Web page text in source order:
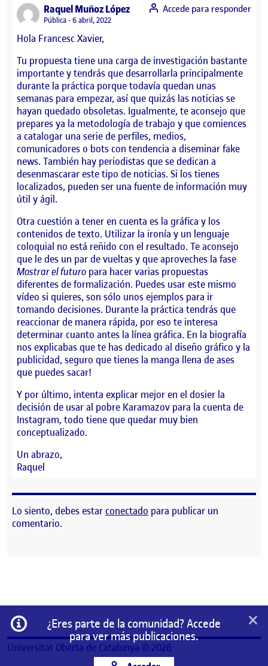
Raquel Muñoz Lópezsays:
Visibilidad:
Pública 6 abril, 2022
Hola Francesc Xavier,
Tu propuesta tiene una carga de investigación bastante
importante y tendrás que desarrollarla principalmente
durante la práctica porque todavía quedan unas
semanas para empezar, así que quizás las noticias se
hayan quedado obsoletas. Igualmente, te aconsejo que
prepares ya la metodología de trabajo y que comiences
a catalogar una serie de perfiles, medios,
comunicadores o bots con tendencia a diseminar fake
news. También hay periodistas que se dedican a
desenmascarar este tipo de noticias. Si los tienes
localizados, pueden ser una fuente de información muy
útil y ágil.
Otra cuestión a tener en cuenta es la gráfica y los
contenidos de texto. Utilizar la ironía y un lenguaje
coloquial no está reñido con el resultado. Te aconsejo
que le des un par de vueltas y que aproveches la fase
Mostrar el futuro para hacer varias propuestas
diferentes de formalización. Puedes usar este mismo
vídeo si quieres, son sólo unos ejemplos para ir
tomando decisiones. Durante la práctica tendrás que
reaccionar de manera rápida, por eso te interesa
determinar cuanto antes la línea gráfica. En la biografía
nos explicabas que te has dedicado al diseño gráfico y la
publicidad, seguro que tienes la manga llena de ases
que puedes sacar!
Y por último, intenta explicar mejor en el dosier la
decisión de usar al pobre Karamazov para la cuenta de
Instagram, todo tiene que quedar muy bien
conceptualizado.
Un abrazo,
Raquel
Accede para responder
Lo siento, debes estarconectado para publicar un
comentario.
Información
¿Eres parte de la comunidad? Accede
para ver más publicaciones.
×
Universitat Oberta de Catalunya © 2026